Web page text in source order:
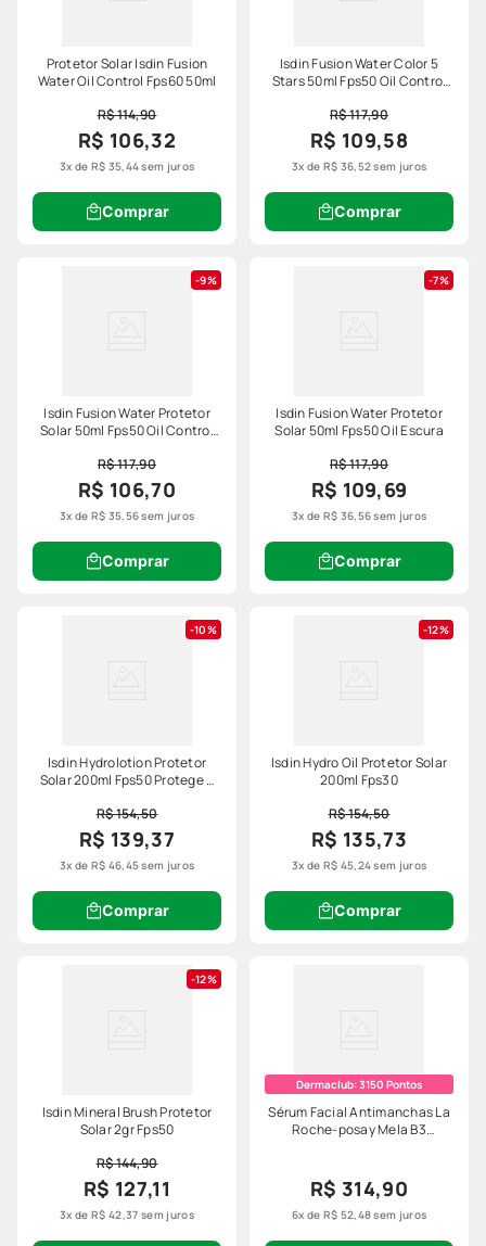
Protetor Solar Isdin Fusion
Water Oil Control Fps60 50ml
R$ 114,90
R$ 106,32
3x de R$ 35,44sem juros
Comprar
Isdin Fusion Water Color 5
Stars 50ml Fps50 Oil Control
R$ 117,90
R$ 109,58
3x de R$ 36,52sem juros
Comprar
9%
Isdin Fusion Water Protetor
Solar 50ml Fps50 Oil Control
R$ 117,90
R$ 106,70
3x de R$ 35,56sem juros
Comprar
7%
Isdin Fusion Water Protetor
Solar 50ml Fps50 Oil Escura
R$ 117,90
R$ 109,69
3x de R$ 36,56sem juros
Comprar
10%
Isdin Hydrolotion Protetor
Solar 200ml Fps50 Protege E
R$ 154,50
R$ 139,37
3x de R$ 46,45sem juros
Comprar
12%
Isdin Hydro Oil Protetor Solar
200ml Fps30
R$ 154,50
R$ 135,73
3x de R$ 45,24sem juros
Comprar
12%
Isdin Mineral Brush Protetor
Solar 2gr Fps50
R$ 144,90
R$ 127,11
3x deR$ 42,37 sem juros
Dermaclub:3150 Pontos
Sérum Facial Antimanchas La
Roche-posay Mela B3
R$ 314,90
6x de R$ 52,48sem juros